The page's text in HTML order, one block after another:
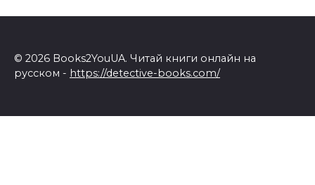
© 2026 Books2YouUA. Читай книги онлайн на
русском - https://detective-books.com/